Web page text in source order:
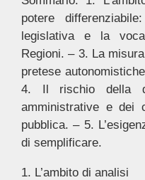
potere
legislativa e la
Regioni. – 3. La
pretese
4. Il rischio della
amministrative e dei
pubblica. – 5.
di semplificare.
1. L’ambito di analisi